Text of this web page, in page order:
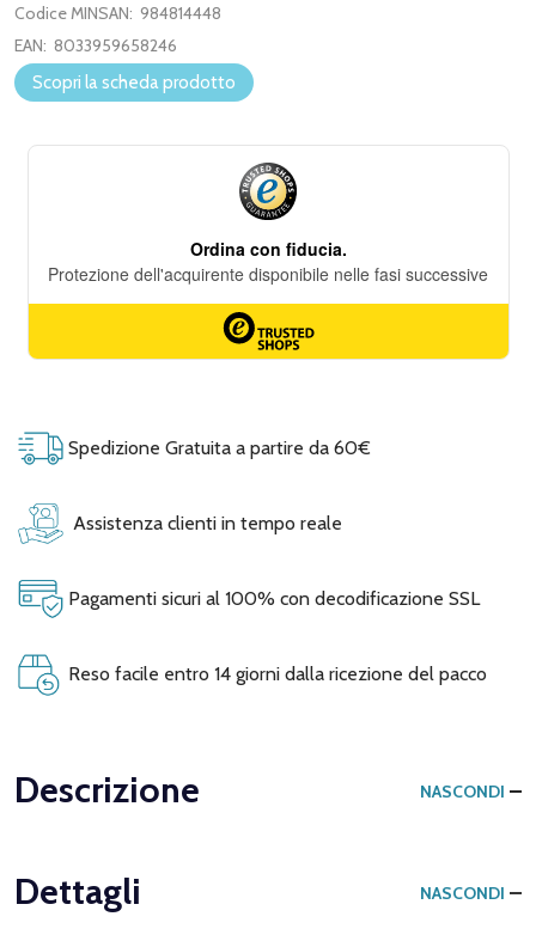
Codice MINSAN: 984814448
EAN: 8033959658246
Scopri la scheda prodotto
Spedizione Gratuita a partire da 60€
Assistenza clienti in tempo reale
Pagamenti sicuri al 100% con decodificazione SSL
Reso facile entro 14 giorni dalla ricezione del pacco
Descrizione NASCONDI
Dettagli NASCONDI